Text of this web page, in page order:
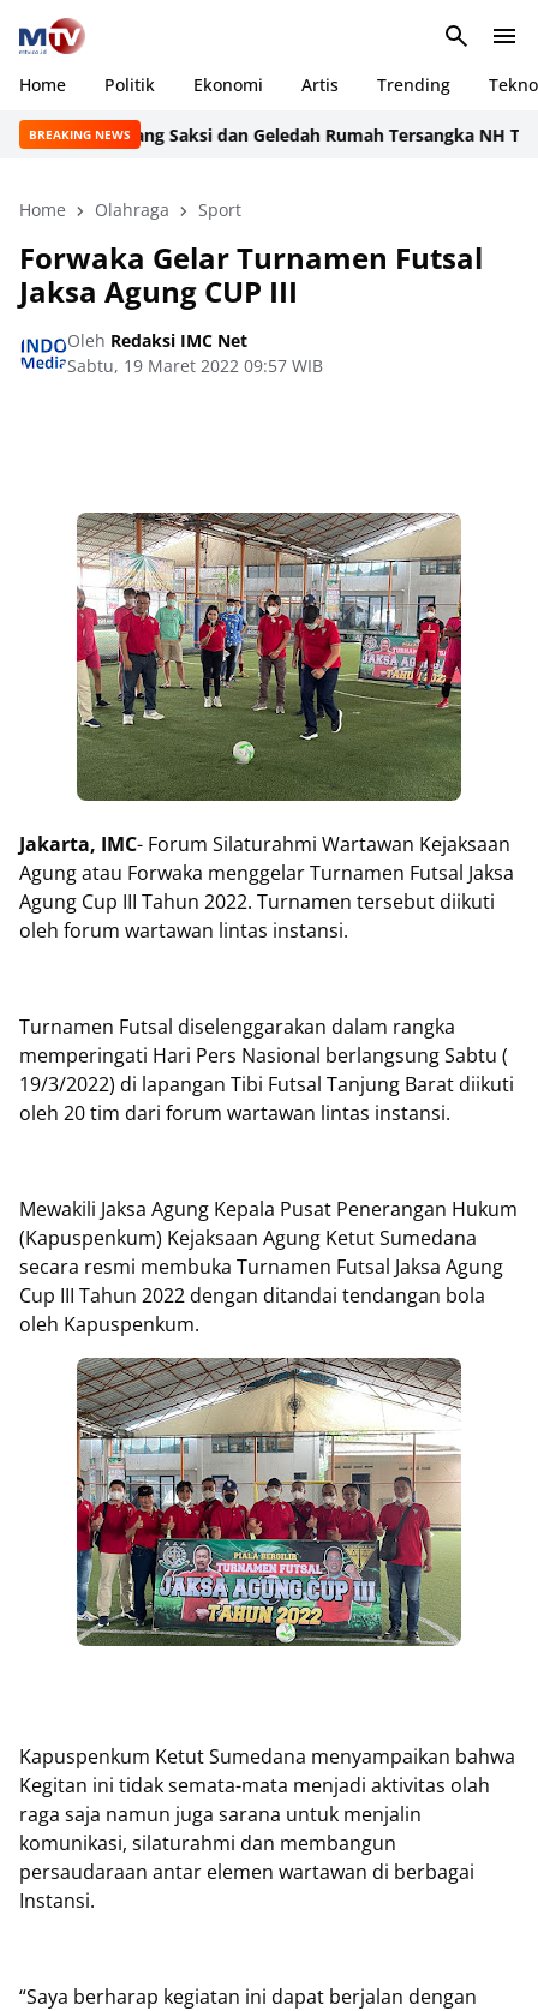
Home Politik Ekonomi Artis Trending Tekno
BREAKING NEWS
9 Orang Saksi dan Geledah Rumah Tersangka NH
Home Olahraga Sport
Forwaka Gelar Turnamen Futsal
Jaksa Agung CUP III
Oleh Redaksi IMC Net
Sabtu, 19 Maret 2022 09:57 WIB
Jakarta, IMC- Forum Silaturahmi Wartawan Kejaksaan
Agung atau Forwaka menggelar Turnamen Futsal Jaksa
Agung Cup III Tahun 2022. Turnamen tersebut diikuti
oleh forum wartawan lintas instansi.
Turnamen Futsal diselenggarakan dalam rangka
memperingati Hari Pers Nasional berlangsung Sabtu (
19/3/2022) di lapangan Tibi Futsal Tanjung Barat diikuti
oleh 20 tim dari forum wartawan lintas instansi.
Mewakili Jaksa Agung Kepala Pusat Penerangan Hukum
(Kapuspenkum) Kejaksaan Agung Ketut Sumedana
secara resmi membuka Turnamen Futsal Jaksa Agung
Cup III Tahun 2022 dengan ditandai tendangan bola
oleh Kapuspenkum.
Kapuspenkum Ketut Sumedana menyampaikan bahwa
Kegitan ini tidak semata-mata menjadi aktivitas olah
raga saja namun juga sarana untuk menjalin
komunikasi, silaturahmi dan membangun
persaudaraan antar elemen wartawan di berbagai
Instansi.
“Saya berharap kegiatan ini dapat berjalan dengan